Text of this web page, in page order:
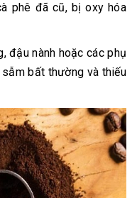
phê đã cũ, bị oxy hóa
đậu nành hoặc các phụ
bất thường và thiếu